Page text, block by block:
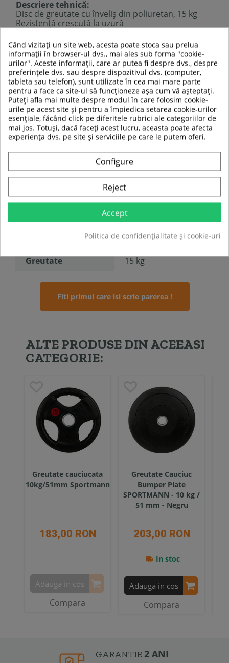
Descriere tehnică:
Disc de greutate cu înveliș din poliuretan, 15 kg
Rezistență crescută la uzură
Durabilitate ridicată: rezistent la îmbătrânire,
flexibil și absoarbe șocurile
Diametru disc: 380 mm
Grosime: 45 mm
Diametru orificiu central: 50 mm
Finisaj: înveliș din poliuretan
Material disc: metal de înaltă calitate
Compatibilitate: bare cu diametrul de 50 mm
Prețul este pentru 1 bucată
TABEL DE DATE
Diametru gaura:
50/51mm
Tipul de material
Poliuretan
Disc greutate
Fitness
Greutate
15 kg
Fiti primul care isi scrie parerea !
ALTE PRODUSE DIN ACEEASI
CATEGORIE:
Greutate cauciucata
10kg/51mm Sportmann
183,00 RON
Adauga in cos
Compara
Greutate Cauciuc
Bumper Plate
SPORTMANN - 10 kg /
51 mm - Negru
203,00 RON
In stoc
Adauga in cos
Compara
GARANTIE2 ANI
Când vizitați un site web, acesta poate stoca sau prelua
informații în browser-ul dvs., mai ales sub forma "cookie-
urilor". Aceste informații, care ar putea fi despre dvs., despre
preferințele dvs. sau despre dispozitivul dvs. (computer,
tableta sau telefon), sunt utilizate în cea mai mare parte
pentru a face ca site-ul să funcționeze așa cum vă așteptați.
Puteți afla mai multe despre modul în care folosim cookie-
urile pe acest site și pentru a împiedica setarea cookie-urilor
esențiale, făcând click pe diferitele rubrici ale categoriilor de
mai jos. Totuși, dacă faceți acest lucru, aceasta poate afecta
experiența dvs. pe site și serviciile pe care le putem oferi.
Configure
Reject
Accept
Politica de confidențialitate și cookie-uri